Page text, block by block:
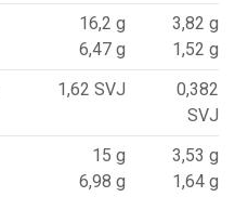
16,2 g
6,47 g
3,82 g
1,52 g
1,62 SVJ
0,382
SVJ
15 g
6,98 g
3,53 g
1,64 g